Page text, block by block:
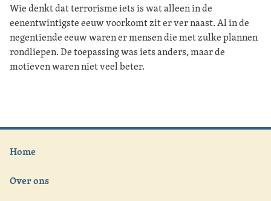
Wie denkt dat terrorisme iets is wat alleen in de
eenentwintigste eeuw voorkomt zit er ver naast. Al in de
negentiende eeuw waren er mensen die met zulke plannen
rondliepen. De toepassing was iets anders, maar de
motieven waren niet veel beter.
Home
Over ons